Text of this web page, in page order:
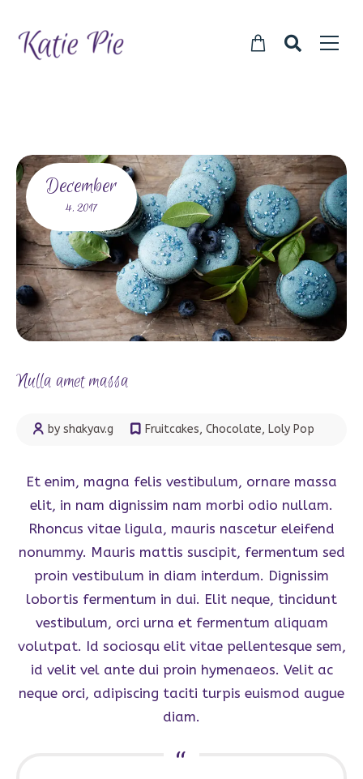
December
4, 2017
Nulla amet massa
by shakyav.g Fruitcakes, Chocolate, Loly Pop
Et enim, magna felis vestibulum, ornare massa
elit, in nam dignissim nam morbi odio nullam.
Rhoncus vitae ligula, mauris nascetur eleifend
nonummy. Mauris mattis suscipit, fermentum sed
proin vestibulum in diam interdum. Dignissim
lobortis fermentum in dui. Elit neque, tincidunt
vestibulum, orci urna et fermentum aliquam
volutpat. Id sociosqu elit vitae pellentesque sem,
id velit vel ante dui proin hymenaeos. Velit ac
neque orci, adipiscing taciti turpis euismod augue
diam.